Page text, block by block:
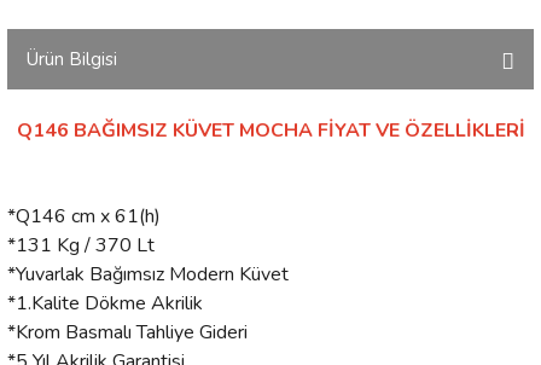
Ürün Bilgisi
Q146 BAĞIMSIZ KÜVET MOCHA FİYAT VE ÖZELLİKLERİ
*Q146 cm x 61(h)
*131 Kg / 370 Lt
*Yuvarlak Bağımsız Modern Küvet
*1.Kalite Dökme Akrilik
*Krom Basmalı Tahliye Gideri